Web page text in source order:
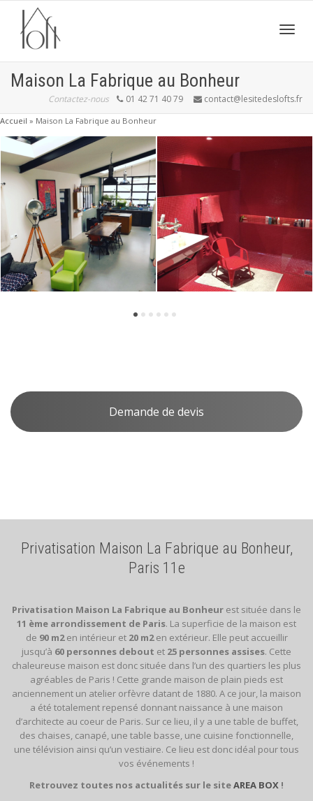
Maison La Fabrique au Bonheur
Contactez-nous 01 42 71 40 79 contact@lesitedeslofts.fr
Accueil » Maison La Fabrique au Bonheur
Demande de devis
Privatisation Maison La Fabrique au Bonheur,
Paris 11e
Privatisation Maison La Fabrique au Bonheur est située dans le
11 ème arrondissement de Paris. La superficie de la maison est
de 90 m2en intérieur et 20 m2en extérieur. Elle peut accueillir
jusqu’à 60 personnes debout et 25 personnes assises. Cette
chaleureuse maison est donc située dans l’un des quartiers les plus
agréables de Paris ! Cette grande maison de plain pieds est
anciennement un atelier orfèvre datant de 1880. A ce jour, la maison
a été totalement repensé donnant naissance à une maison
d’architecte au coeur de Paris. Sur ce lieu, il y a une table de buffet,
des chaises, canapé, une table basse, une cuisine fonctionnelle,
une télévision ainsi qu’un vestiaire. Ce lieu est donc idéal pour tous
vos événements !
Retrouvez toutes nos actualités sur le siteAREA BOX !